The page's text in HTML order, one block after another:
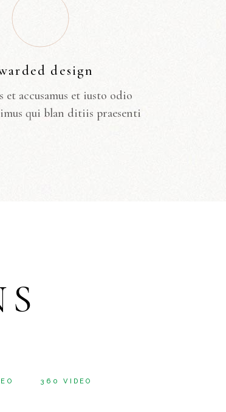
design
et accusamus et iusto odio
qui blan ditiis praesenti
360 VIDEO